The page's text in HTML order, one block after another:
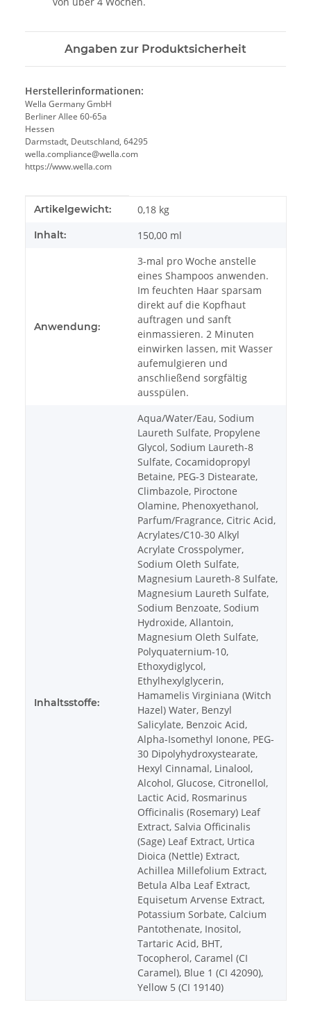
Angaben zur Produktsicherheit
Herstellerinformationen:
Wella Germany GmbH
Berliner Allee 60-65a
Hessen
Darmstadt, Deutschland, 64295
wella.compliance@wella.com
https://www.wella.com
Produkteigenschaft
Wert
Artikelgewicht: 0,18 kg
Inhalt: 150,00 ml
Anwendung:
3-mal pro Woche anstelle
eines Shampoos anwenden.
Im feuchten Haar sparsam
direkt auf die Kopfhaut
auftragen und sanft
einmassieren. 2 Minuten
einwirken lassen, mit Wasser
aufemulgieren und
anschließend sorgfältig
ausspülen.
Inhaltsstoffe:
Aqua/Water/Eau, Sodium
Laureth Sulfate, Propylene
Glycol, Sodium Laureth-8
Sulfate, Cocamidopropyl
Betaine, PEG-3 Distearate,
Climbazole, Piroctone
Olamine, Phenoxyethanol,
Parfum/Fragrance, Citric Acid,
Acrylates/C10-30 Alkyl
Acrylate Crosspolymer,
Sodium Oleth Sulfate,
Magnesium Laureth-8 Sulfate,
Magnesium Laureth Sulfate,
Sodium Benzoate, Sodium
Hydroxide, Allantoin,
Magnesium Oleth Sulfate,
Polyquaternium-10,
Ethoxydiglycol,
Ethylhexylglycerin,
Hamamelis Virginiana (Witch
Hazel) Water, Benzyl
Salicylate, Benzoic Acid,
Alpha-Isomethyl Ionone, PEG-
30 Dipolyhydroxystearate,
Hexyl Cinnamal, Linalool,
Alcohol, Glucose, Citronellol,
Lactic Acid, Rosmarinus
Officinalis (Rosemary) Leaf
Extract, Salvia Officinalis
(Sage) Leaf Extract, Urtica
Dioica (Nettle) Extract,
Achillea Millefolium Extract,
Betula Alba Leaf Extract,
Equisetum Arvense Extract,
Potassium Sorbate, Calcium
Pantothenate, Inositol,
Tartaric Acid, BHT,
Tocopherol, Caramel (CI
Caramel), Blue 1 (CI 42090),
Yellow 5 (CI 19140)